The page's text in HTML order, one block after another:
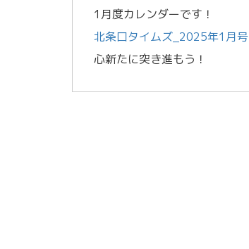
1月度カレンダーです！
北条口タイムズ_2025年1月号
心新たに突き進もう！